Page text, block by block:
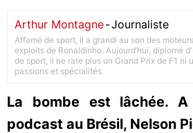
Arthur Montagne-Journaliste
Affamé de sport, il a grandi au son des
exploits de Ronaldinho. Aujourd’hui, diplomé
de sport, il ne rate plus un Grand Prix de F1 ni
passions et spécialités
La bombe est lâchée. A
podcast au Brésil, Nelson